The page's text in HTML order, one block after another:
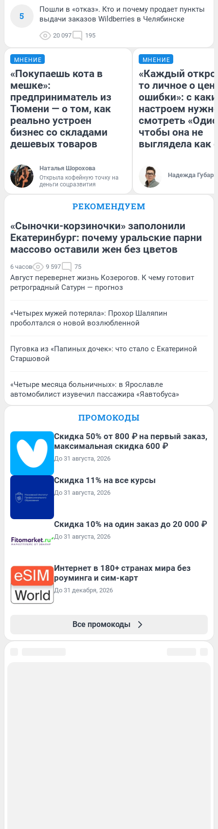
5
Пошли в «отказ». Кто и почему продает пункты
выдачи заказов Wildberries в Челябинске
20 097 195
МНЕНИЕ
«Покупаешь кота в
мешке»:
предприниматель из
Тюмени — о том, как
реально устроен
бизнес со складами
дешевых товаров
Наталья Шорохова
Открыла кофейную точку на
деньги соцразвития
МНЕНИЕ
«Каждый
то личное о
ошибки»: с
настроем
смотреть
чтобы она не
выглядела как
Надежда Губарь
РЕКОМЕНДУЕМ
«Сыночки-корзиночки» заполонили
Екатеринбург: почему уральские парни
массово оставили жен без цветов
6 часов 9 597 75
Август перевернет жизнь Козерогов. К чему готовит
ретроградный Сатурн — прогноз
«Четырех мужей потеряла»: Прохор Шаляпин
проболтался о новой возлюбленной
Пуговка из «Папиных дочек»: что стало с Екатериной
Старшовой
«Четыре месяца больничных»: в Ярославле
автомобилист изувечил пассажира «Яавтобуса»
ПРОМОКОДЫ
Скидка 50% от 800 ₽ на первый заказ,
максимальная скидка 600 ₽
До 31 августа, 2026
Скидка 11% на все курсы
До 31 августа, 2026
Скидка 10% на один заказ до 20 000 ₽
До 31 августа, 2026
Интернет в 180+ странах мира без
роуминга и сим-карт
До 31 декабря, 2026
Все промокоды